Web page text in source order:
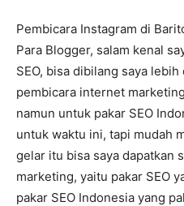
Pembicara Instagram di
Para Blogger, salam kenal
SEO, bisa dibilang saya
pembicara internet
namun untuk pakar SEO
untuk waktu ini, tapi mudah
gelar itu bisa saya dapatkan
marketing, yaitu pakar SEO
pakar SEO Indonesia yang